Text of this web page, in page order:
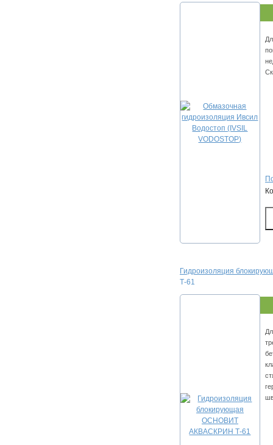
Гидроизоляция
Т-61